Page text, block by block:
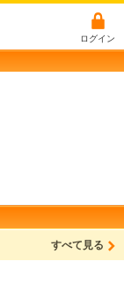
ログイン
すべて見る